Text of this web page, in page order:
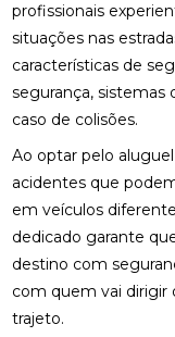
profissionais
situações nas
características de
segurança, sistemas
caso de colisões.
Ao optar pelo
acidentes que
em veículos
dedicado garante
destino com
com quem vai dirigir
trajeto.